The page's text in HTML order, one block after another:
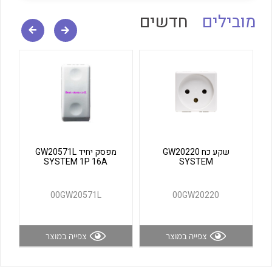
לכל מוצרי היצרן לכל מוצרי היצרן
מובילים חדשים
שקע כח GW20220
SYSTEM
00GW20220
צפייה במוצר
מפסק יחיד GW20571L
SYSTEM 1P 16A
00GW20571L
צפייה במוצר